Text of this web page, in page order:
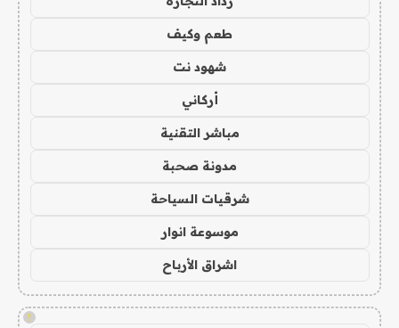
طعم وكيف
شهود نت
أركاني
مباشر التقنية
مدونة صحبة
شرقيات السياحة
موسوعة انوار
اشراق الأرباح
!